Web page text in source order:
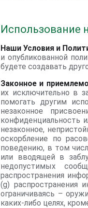
Использование
Наши Условия и
и опубликованной
будете создавать
Законное и
их исключительно в
помогать другим
незаконное
конфиденциальность
незаконное,
оскорбление по
поведению, в том
или вводящей в
недопустимых
распространения
(g) распространения
ограничиваясь –
каких-либо целях,